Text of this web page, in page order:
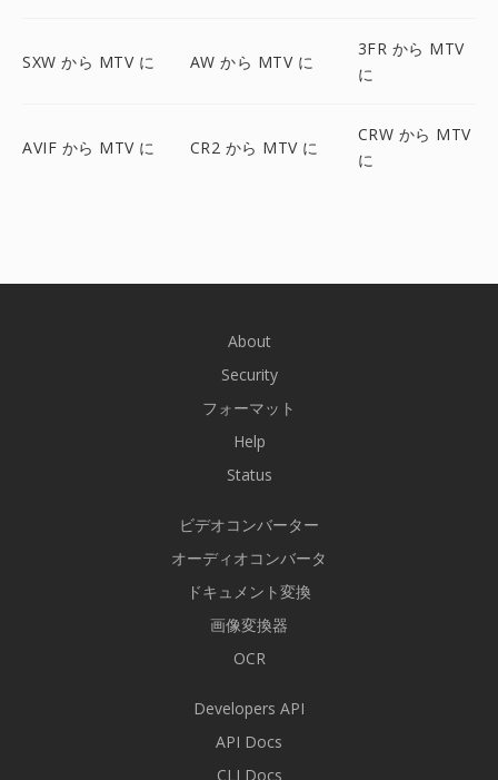
SXW から MTV に AW から MTV に
3FR から MTV
に
AVIF から MTV に CR2 から MTV に
CRW から MTV
に
About
Security
フォーマット
Help
Status
ビデオコンバーター
オーディオコンバータ
ドキュメント変換
画像変換器
OCR
Developers API
API Docs
CLI Docs